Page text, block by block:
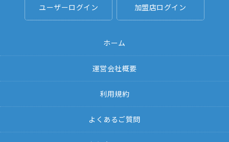
ユーザーログイン 加盟店ログイン
ホーム
運営会社概要
利用規約
よくあるご質問